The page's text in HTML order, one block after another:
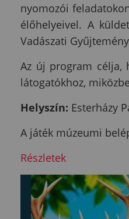
nyomozói
élőhelyeivel. A
Vadászati
Az új program célja,
látogatókhoz,
Helyszín: Esterházy
A játék múzeumi
Részletek